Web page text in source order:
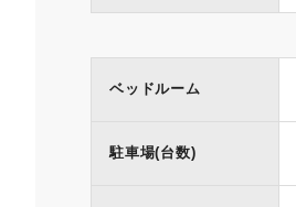
ベッドルーム
駐車場(台数)